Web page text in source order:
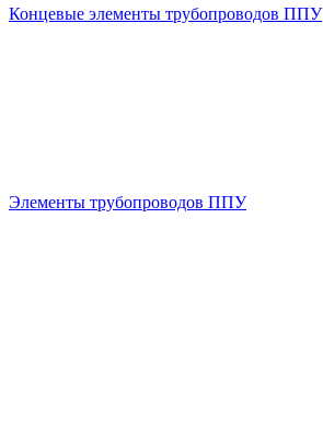
Концевые элементы трубопроводов ППУ
Элементы трубопроводов ППУ